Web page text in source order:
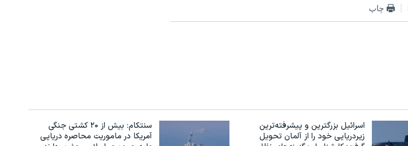
چاپ
اسرائيل بزرگترین و پیشرفته‌ترین
زیردریایی خود را از آلمان تحویل
سنتکام: بیش از ۲۰ کشتی جنگی
آمریکا در ماموریت محاصره دریایی